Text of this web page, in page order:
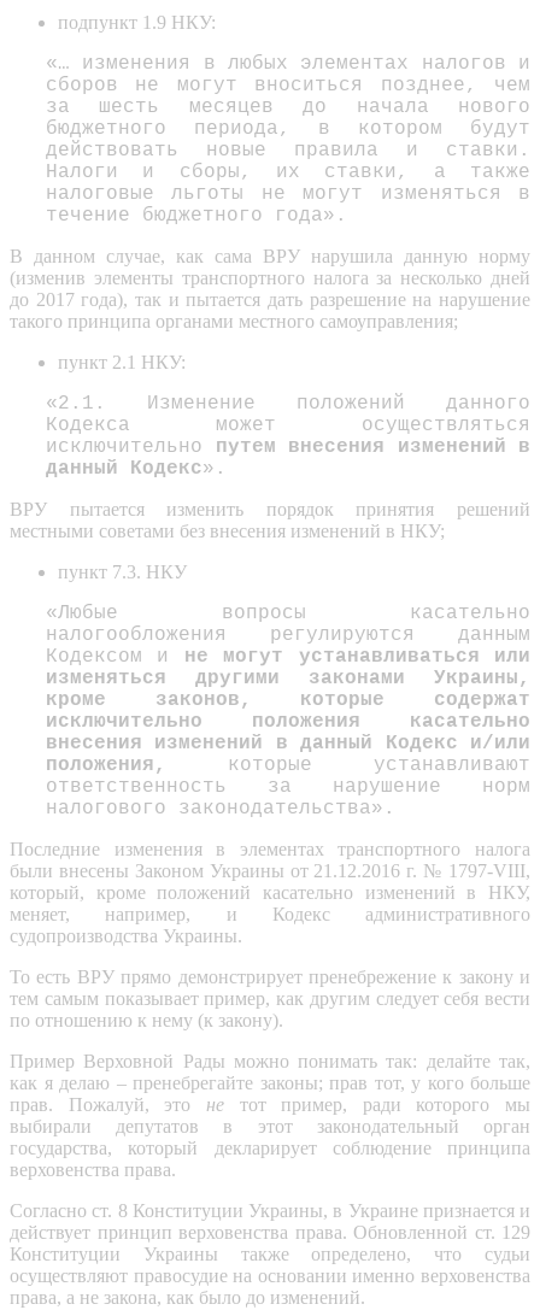
подпункт 1.9 НКУ:
«… изменения в любых элементах налогов и
сборов не могут вноситься позднее, чем
за шесть месяцев до начала нового
бюджетного периода, в котором будут
действовать новые правила и ставки.
Налоги и сборы, их ставки, а также
налоговые льготы не могут изменяться в
течение бюджетного года».
В данном случае, как сама ВРУ нарушила данную норму
(изменив элементы транспортного налога за несколько дней
до 2017 года), так и пытается дать разрешение на нарушение
такого принципа органами местного самоуправления;
пункт 2.1 НКУ:
«2.1. Изменение положений данного
Кодекса может осуществляться
исключительно путем внесения изменений в
данный Кодекс».
ВРУ пытается изменить порядок принятия решений
местными советами без внесения изменений в НКУ;
пункт 7.3. НКУ
«Любые вопросы касательно
налогообложения регулируются данным
Кодексом и не могут устанавливаться или
изменяться другими законами Украины,
кроме законов, которые содержат
исключительно положения касательно
внесения изменений в данный Кодекс и/или
положения,
которые устанавливают
ответственность за нарушение норм
налогового законодательства».
Последние изменения в элементах транспортного налога
были внесены Законом Украины от 21.12.2016 г. № 1797-VIII,
который, кроме положений касательно изменений в НКУ,
меняет, например, и Кодекс административного
судопроизводства Украины.
То есть ВРУ прямо демонстрирует пренебрежение к закону и
тем самым показывает пример, как другим следует себя вести
по отношению к нему (к закону).
Пример Верховной Рады можно понимать так: делайте так,
как я делаю – пренебрегайте законы; прав тот, у кого больше
прав. Пожалуй, это нетот пример, ради которого мы
выбирали депутатов в этот законодательный орган
государства, который декларирует соблюдение принципа
верховенства права.
Согласно ст. 8 Конституции Украины, в Украине признается и
действует принцип верховенства права. Обновленной ст. 129
Конституции Украины также определено, что судьи
осуществляют правосудие на основании именно верховенства
права, а не закона, как было до изменений.